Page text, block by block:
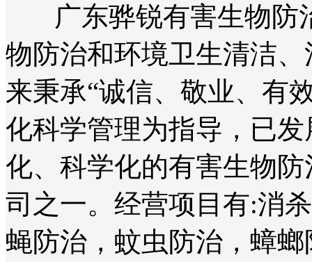
广东骅锐有害生物防
物防治和环境卫生清洁
来秉承“诚信、敬业、有
化科学管理为指导，已
化、科学化的有害生物
司之一。经营项目有:消
蝇防治，蚊虫防治，蟑